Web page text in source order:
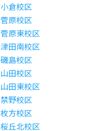
小倉校区
菅原校区
菅原東校区
津田南校区
磯島校区
山田校区
山田東校区
禁野校区
枚方校区
桜丘北校区